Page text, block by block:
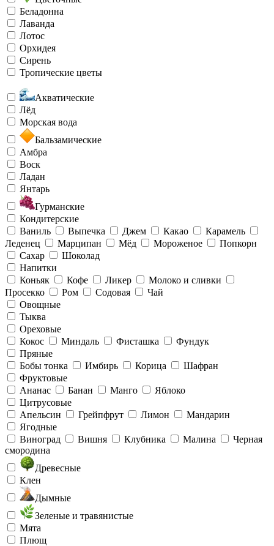
Беладонна
Лаванда
Лотос
Орхидея
Сирень
Тропические цветы
Акватические
Лёд
Морская вода
Бальзамические
Амбра
Воск
Ладан
Янтарь
Гурманские
Кондитерские
Ваниль
Выпечка Джем Какао
Карамель
Леденец
Марципан Мёд Мороженое
Попкорн
Сахар
Шоколад
Напитки
Коньяк
Кофе Ликер
Молоко и сливки
Просекко
Ром Содовая
Чай
Овощные
Тыква
Ореховые
Кокос
Миндаль Фисташка
Фундук
Пряные
Бобы тонка
Имбирь Корица
Шафран
Фруктовые
Ананас
Банан Манго
Яблоко
Цитрусовые
Апельсин
Грейпфрут Лимон
Мандарин
Ягодные
Виноград
Вишня Клубника Малина
Черная
смородина
Древесные
Клен
Дымные
Зеленые и травянистые
Мята
Плющ